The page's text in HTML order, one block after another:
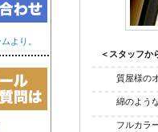
＜スタッフか
質屋様の
綿のよう
フルカラ
より。